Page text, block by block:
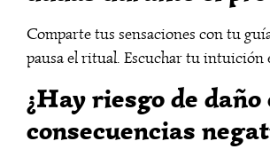
Comparte tus sensaciones con tu
pausa el ritual. Escuchar tu intuición
¿Hay riesgo de daño
consecuencias